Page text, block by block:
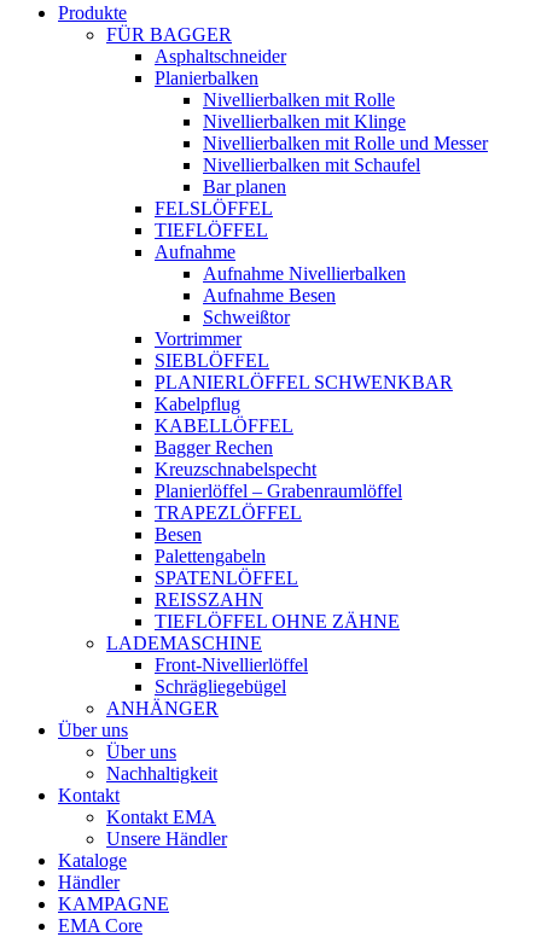
Produkte
FÜR BAGGER
Asphaltschneider
Planierbalken
Nivellierbalken mit Rolle
Nivellierbalken mit Klinge
Nivellierbalken mit Rolle und Messer
Nivellierbalken mit Schaufel
Bar planen
FELSLÖFFEL
TIEFLÖFFEL
Aufnahme
Aufnahme Nivellierbalken
Aufnahme Besen
Schweißtor
Vortrimmer
SIEBLÖFFEL
PLANIERLÖFFEL SCHWENKBAR
Kabelpflug
KABELLÖFFEL
Bagger Rechen
Kreuzschnabelspecht
Planierlöffel – Grabenraumlöffel
TRAPEZLÖFFEL
Besen
Palettengabeln
SPATENLÖFFEL
REISSZAHN
TIEFLÖFFEL OHNE ZÄHNE
LADEMASCHINE
Front-Nivellierlöffel
Schrägliegebügel
ANHÄNGER
Über uns
Über uns
Nachhaltigkeit
Kontakt
Kontakt EMA
Unsere Händler
Kataloge
Händler
KAMPAGNE
EMA Core